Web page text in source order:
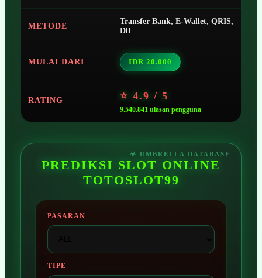
METODE
Transfer Bank, E-Wallet, QRIS,
Dll
MULAI DARI IDR 20.000
RATING ⭐ 4.9 / 5
9.540.841 ulasan pengguna
PREDIKSI SLOT ONLINE
TOTOSLOT99
PASARAN
TIPE